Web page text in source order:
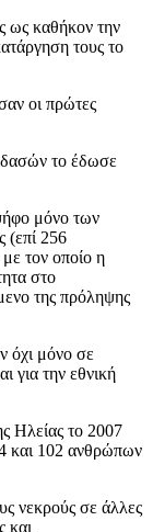
ως καθήκον την
τους το
οι πρώτες
δασών το έδωσε
μόνο των
(επί 256
τον οποίο η
στο
της πρόληψης
όχι μόνο σε
για την εθνική
Ηλείας το 2007
και 102 ανθρώπων
νεκρούς σε άλλες
και